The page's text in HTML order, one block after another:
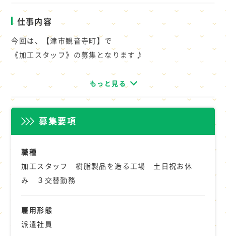
◇派遣先の規模：中規模ですが安定的
◇雰囲気：働きやすく明るい雰囲気です
◇定着性：良い
◇その他：電車通勤可
◇更衣室ロッカー使用可
◇休憩室食堂使用可※原則禁煙
（喫煙のみを目的とした喫煙場所あり）
仕事内容
今回は、【津市観音寺町】で
《加工スタッフ》の募集となります♪
ゴムシートなどの樹脂製品を造っている工場でのお仕事で
す。
主に製品のカット作業や検査のお仕事をお願いします。
すぐに覚えられる人気のお仕事です。
☆★祝日お休み♪
組立・加工・検査などの製造系のお仕事から
梱包・仕分け・ピッキング・検品の倉庫系
もっと見る
募集要項
職種
加工スタッフ 樹脂製品を造る工場 土日祝お休
み ３交替勤務
雇用形態
派遣社員